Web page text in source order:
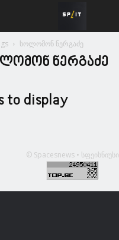
სოლომონ ნერგაძე
ნერგაძე
to display
© Spacesnews • სფეისნიუსი